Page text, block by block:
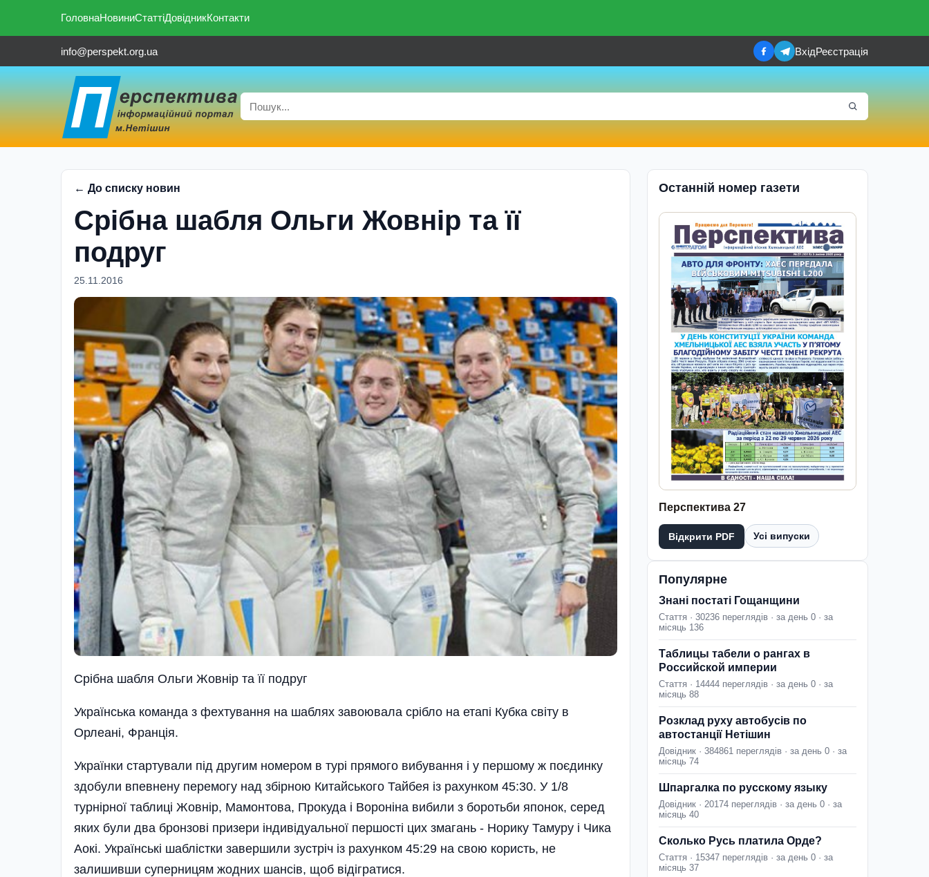
ГоловнаНовиниСтаттіДовідникКонтакти
info@perspekt.org.ua ВхідРеєстрація
← До списку новин
Срібна шабля Ольги Жовнір та її
подруг
25.11.2016
Срібна шабля Ольги Жовнір та її подруг
Українська команда з фех­ту­­вання на шаблях завоювала срібло на етапі Кубка світу в
Орлеані, Франція.
Українки стартували під другим номером в турі прямого вибування і у першому ж поєдинку
здобули впевнену перемогу над збірною Китай­ського Тайбея із рахунком 45:30. У 1/8
турнірної таблиці Жовнір, Мамонтова, Прокуда і Вороніна вибили з боротьби японок, серед
яких були два бронзові призери індивідуальної першості цих змагань - Норику Тамуру і Чика
Аокі. Українські шаблістки завершили зустріч із рахунком 45:29 на свою користь, не
залишивши суперницям жодних шан­сів, щоб відігратися.
Останній номер газети
Перспектива 27
Відкрити PDF Усі випуски
Популярне
Знані постаті Гощанщини
Стаття · 30236 переглядів · за день 0 · за
місяць 136
Таблицы табели о рангах в
Российской империи
Стаття · 14444 переглядів · за день 0 · за
місяць 88
Розклад руху автобусів по
автостанції Нетішин
Довідник · 384861 переглядів · за день 0 · за
місяць 74
Шпаргалка по русскому языку
Довідник · 20174 переглядів · за день 0 · за
місяць 40
Сколько Русь платила Орде?
Стаття · 15347 переглядів · за день 0 · за
місяць 37